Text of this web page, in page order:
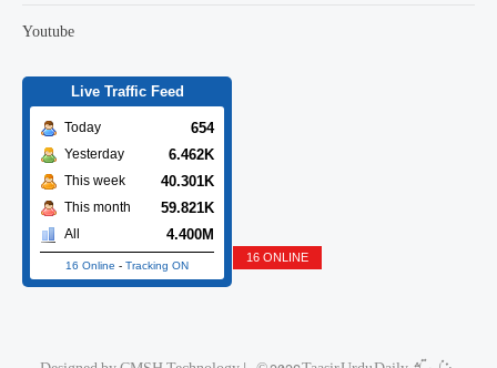
Youtube
Live Traffic Feed
Today 654
Yesterday 6.462K
This week 40.301K
This month 59.821K
All 4.400M
16 Online - Tracking ON
17 ONLINE